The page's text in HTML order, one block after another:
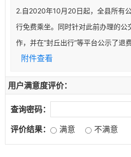
2.自2020年10月20日起，全县所有
行免费乘坐。同时针对此前办理的公
作，并在“封丘出行”等平台公示了退
附件查看
用户满意度评价：
查询密码：
评价结果：
满意 不满意